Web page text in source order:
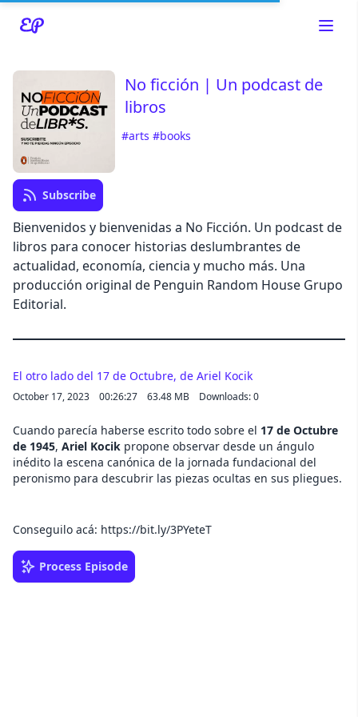
Read about our content policies
No ficción | Un podcast de
libros
#arts #books
Subscribe
Bienvenidos y bienvenidas a No Ficción. Un podcast de
libros para conocer historias deslumbrantes de
actualidad, economía, ciencia y mucho más. Una
producción original de Penguin Random House Grupo
Editorial.
Cancel
El otro lado del 17 de Octubre, de Ariel Kocik
October 17, 2023 00:26:27 63.48 MB Downloads: 0
Cuando parecía haberse escrito todo sobre el 17 de Octubre
de 1945, Ariel Kocik propone observar desde un ángulo
inédito la escena canónica de la jornada fundacional del
peronismo para descubrir las piezas ocultas en sus pliegues.
Conseguilo acá: https://bit.ly/3PYeteT
Process Episode